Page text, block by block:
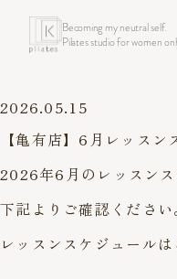
Becoming my neutral self.
Pilates studio for women
2026.05.15
【亀有店】6月レッスン
2026年6月のレッスンス
下記よりご確認ください
レッスンスケジュールは